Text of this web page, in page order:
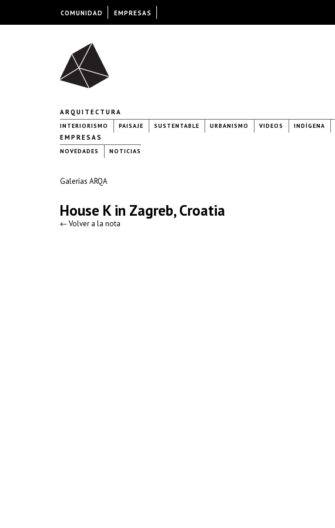
ARQUITECTURA
INTERIORISMO PAISAJE SUSTENTABLE URBANISMO VIDEOS INDÍGENA
EMPRESAS
NOVEDADES NOTICIAS
Galerías ARQA
House K in Zagreb, Croatia
← Volver a la nota
COMUNIDAD EMPRESAS